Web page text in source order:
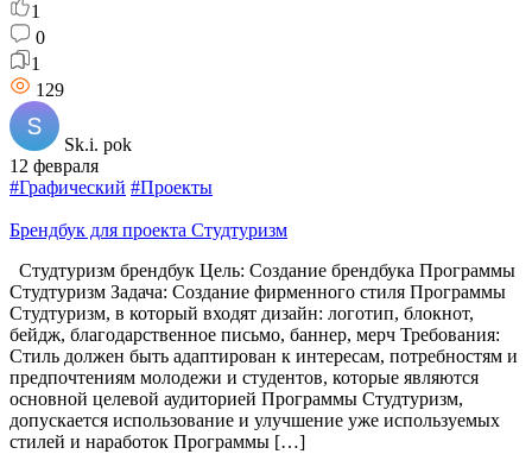
1
0
1
129
Sk.i. pok
12 февраля
#Графический #Проекты
Брендбук для проекта Студтуризм
Студтуризм брендбук Цель: Создание брендбука Программы
Студтуризм Задача: Создание фирменного стиля Программы
Студтуризм, в который входят дизайн: логотип, блокнот,
бейдж, благодарственное письмо, баннер, мерч Требования:
Стиль должен быть адаптирован к интересам, потребностям и
предпочтениям молодежи и студентов, которые являются
основной целевой аудиторией Программы Студтуризм,
допускается использование и улучшение уже используемых
стилей и наработок Программы […]